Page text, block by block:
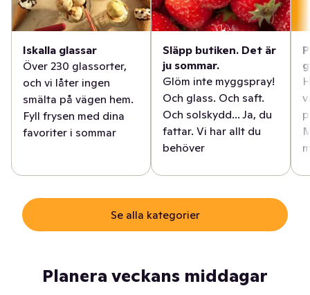
Iskalla glassar
Över 230 glassorter,
och vi låter ingen
smälta på vägen hem.
Fyll frysen med dina
favoriter i sommar
Släpp butiken. Det är
ju sommar.
Glöm inte myggspray!
Och glass. Och saft.
Och solskydd... Ja, du
fattar. Vi har allt du
behöver
Se alla kategorier
Planera veckans middagar